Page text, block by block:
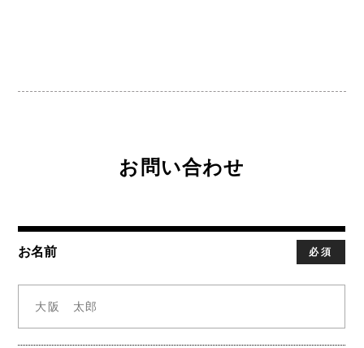
お問い合わせ
お名前 必須